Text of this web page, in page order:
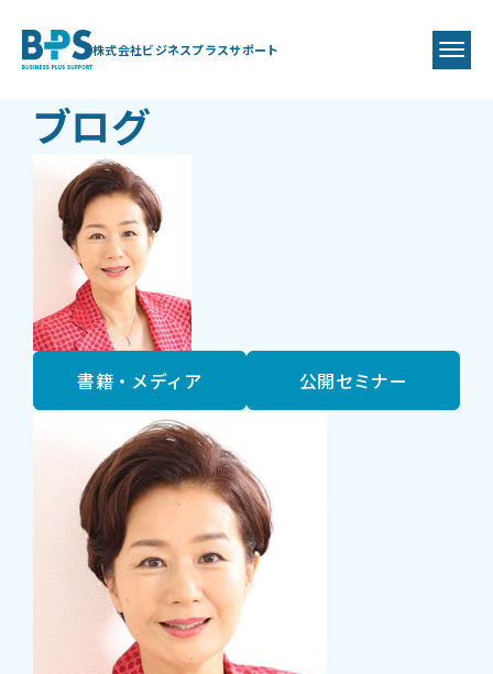
株式会社ビジネスプラスサポート
BPS代表藤井 美保代
ブログ
書籍・メディア 公開セミナー